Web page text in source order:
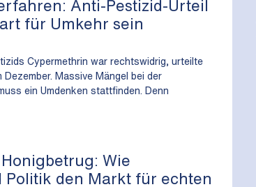
Anti-Pestizid-Urteil
für Umkehr sein
Cypermethrin war rechtswidrig, urteilte
Massive Mängel bei der
ein Umdenken stattfinden. Denn
Wie
Politik den Markt für echten